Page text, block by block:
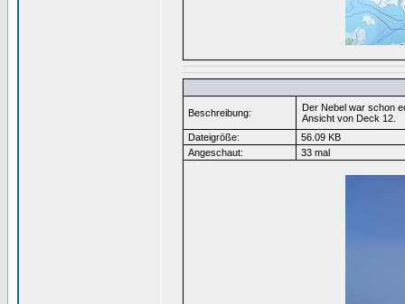
Beschreibung:
Der Nebel war schon
Ansicht von Deck 12.
Dateigröße:
56.09 KB
Angeschaut:
33 mal